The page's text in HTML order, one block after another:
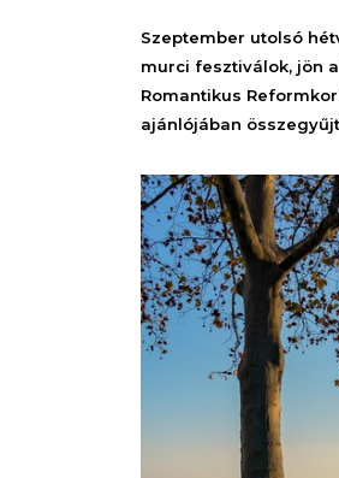
Szeptember utolsó
murci fesztiválok, jön
Romantikus
ajánlójában